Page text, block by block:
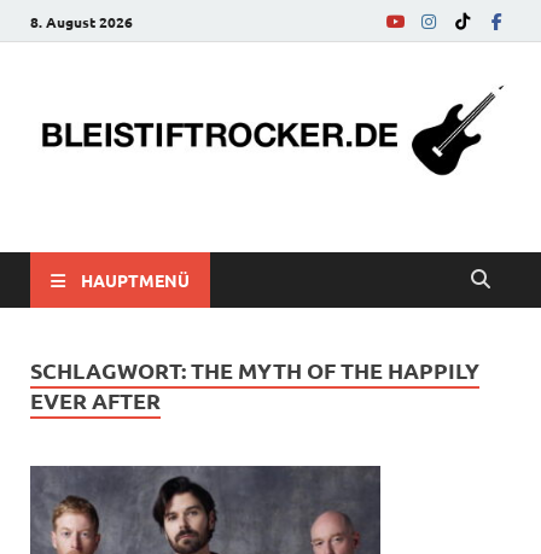
8. August 2026
bleistiftrocker.de
HAUPTMENÜ
SCHLAGWORT:THE MYTH OF THE HAPPILY
EVER AFTER